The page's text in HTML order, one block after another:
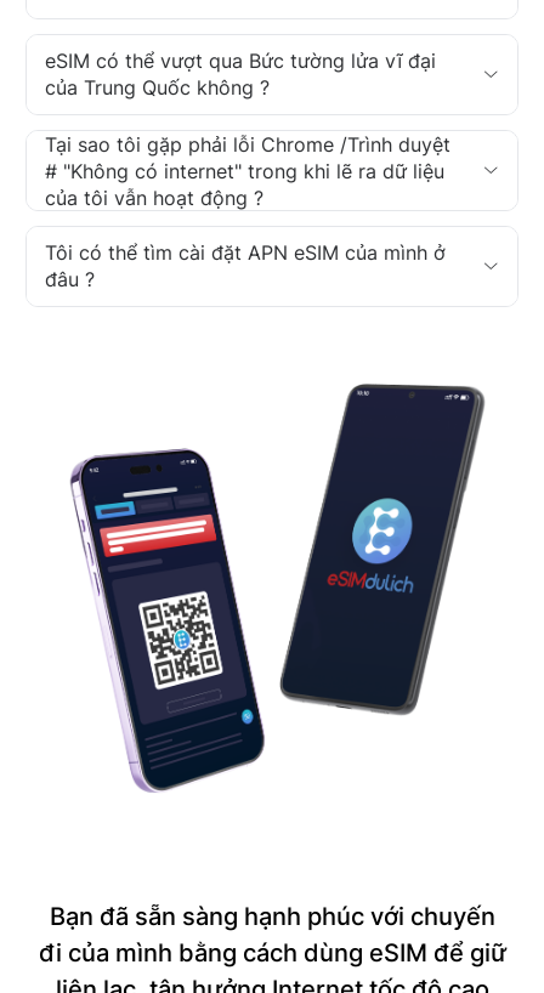
eSIM có thể vượt qua Bức tường lửa vĩ đại
của Trung Quốc không ?
Tại sao tôi gặp phải lỗi Chrome /Trình duyệt
# "Không có internet" trong khi lẽ ra dữ liệu
của tôi vẫn hoạt động ?
Tôi có thể tìm cài đặt APN eSIM của mình ở
đâu ?
Bạn đã sẵn sàng hạnh phúc với chuyến
đi của mình bằng cách dùng eSIM để giữ